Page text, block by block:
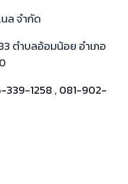
ล จำกัด
ตำบลอ้อมน้อย อำเภอ
339-1258 , 081-902-